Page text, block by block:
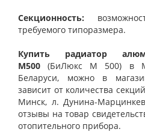
Секционность:
требуемого типоразмера.
Купить радиатор
M500(БиЛюкс М 500) в
Беларуси, можно в
зависит от количества
Минск, л. Дунина-
отзывы на товар
отопительного прибора.